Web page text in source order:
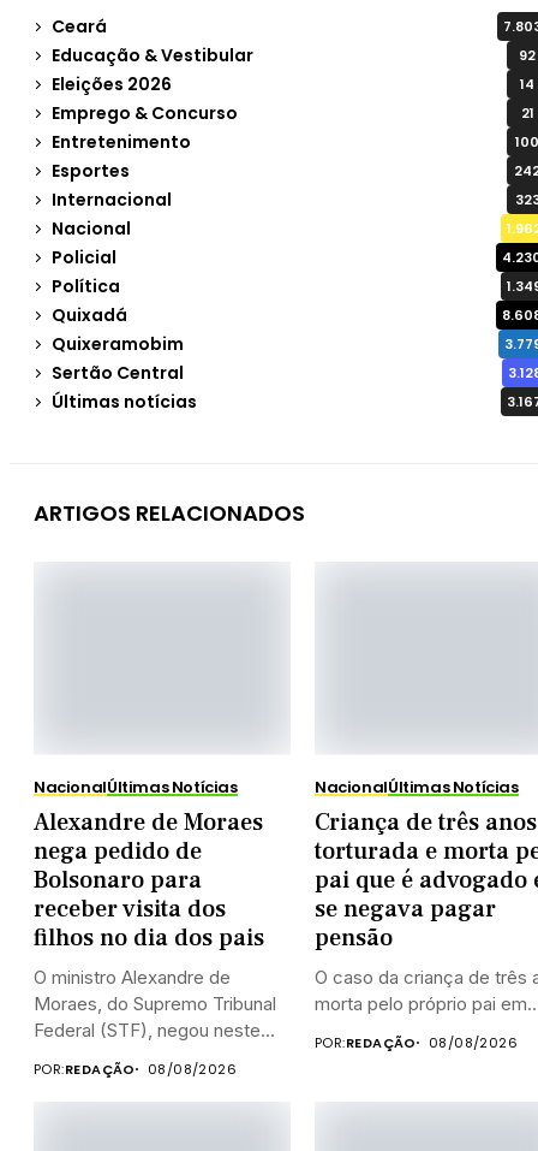
Ceará
Educação & Vestibular 92
Eleições 2026 14
Emprego & Concurso 21
Entretenimento 100
Esportes
Internacional
Nacional
Policial
Política
Quixadá
Quixeramobim
Sertão Central
Últimas notícias
ARTIGOS RELACIONADOS
NacionalÚltimas Notícias
Alexandre de Moraes
nega pedido de
Bolsonaro para
receber visita dos
filhos no dia dos pais
O ministro Alexandre de
Moraes, do Supremo Tribunal
Federal (STF), negou neste...
POR:REDAÇÃO 08/08/2026
NacionalÚltimas Notícias
Criança de três
torturada e morta
pai que é advogado
se negava pagar
pensão
O caso da criança de três
morta pelo próprio pai
POR:REDAÇÃO 08/08/2026